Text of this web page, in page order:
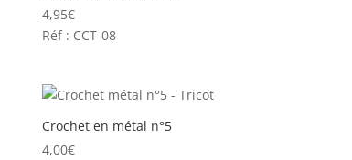
4,95€
Réf : CCT-08
Crochet en métal n°5
4,00€